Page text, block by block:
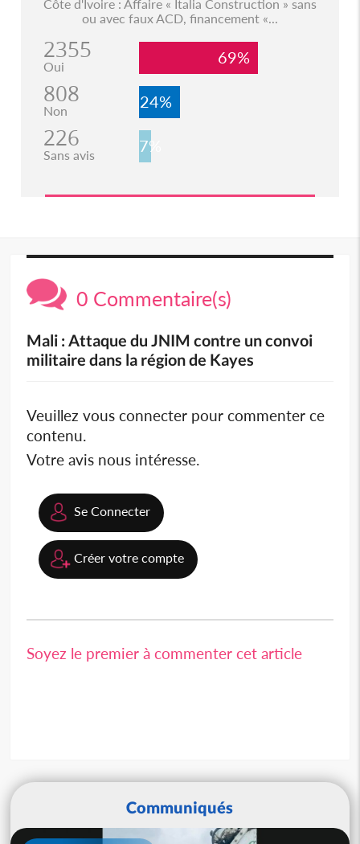
Côte d'Ivoire : Affaire « Italia Construction » sans
ou avec faux ACD, financement «...
2355
Oui 69%
808
Non 24%
226
Sans avis 7%
0 Commentaire(s)
Mali : Attaque du JNIM contre un convoi
militaire dans la région de Kayes
Veuillez vous connecter pour commenter ce
contenu.
Votre avis nous intéresse.
Se Connecter
Créer votre compte
Soyez le premier à commenter cet article
Communiqués